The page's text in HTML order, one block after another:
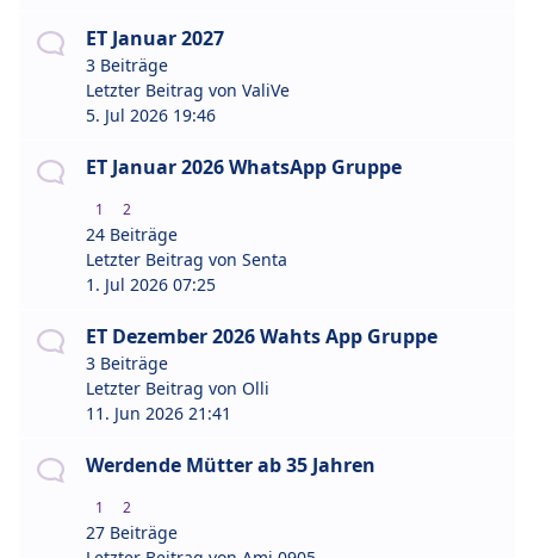
ET Januar 2027
3 Beiträge
Letzter Beitrag von ValiVe
5. Jul 2026 19:46
ET Januar 2026 WhatsApp Gruppe
1 2
24 Beiträge
Letzter Beitrag von Senta
1. Jul 2026 07:25
ET Dezember 2026 Wahts App Gruppe
3 Beiträge
Letzter Beitrag von Olli
11. Jun 2026 21:41
Werdende Mütter ab 35 Jahren
1 2
27 Beiträge